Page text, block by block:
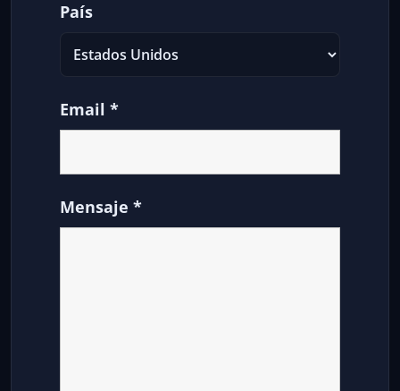
País
Email *
Mensaje *